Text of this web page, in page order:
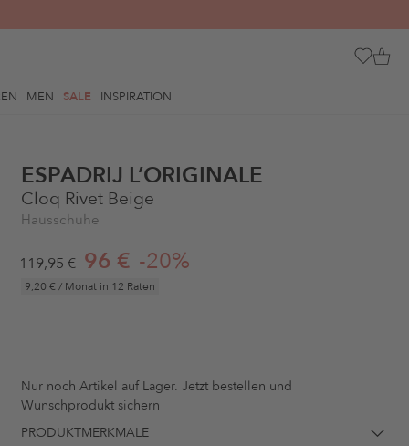
MEN SALE INSPIRATION
ESPADRIJ L’ORIGINALE
Cloq Rivet Beige
Hausschuhe
119,95 € 96 € -20%
9,20 € / Monat in 12 Raten
Nur noch Artikel auf Lager. Jetzt bestellen und
Wunschprodukt sichern
PRODUKTMERKMALE